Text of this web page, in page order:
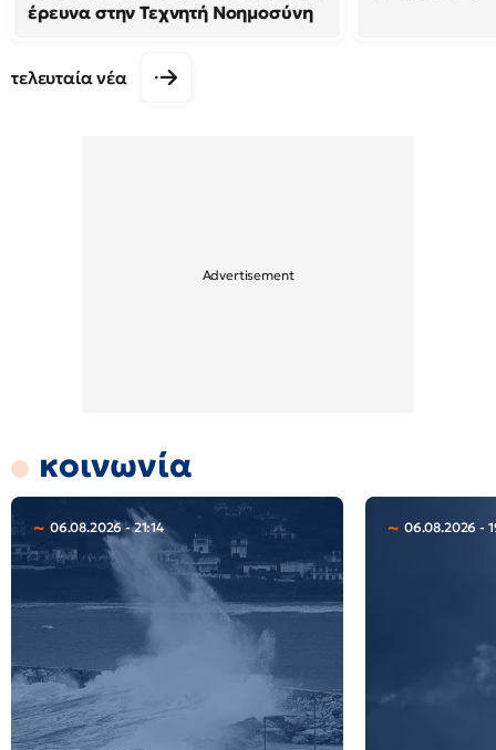
έρευνα στην Τεχνητή Νοημοσύνη
τελευταία νέα
κοινωνία
06.08.2026 - 21:14 06.08.2026 -